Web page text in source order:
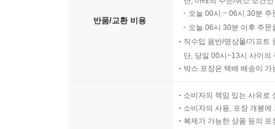
반품/교환 비용
오늘 00시 ~ 06시 30분
오늘 06시 30분 이후 주
직수입 음반/영상물/기프트
단, 당일 00시~13시 사이의
박스 포장은 택배 배송이
소비자의 책임 있는 사유로
소비자의 사용, 포장 개봉
복제가 가능한 상품 등의